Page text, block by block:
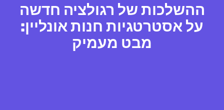
ההשלכות של רגולציה חדשה
על אסטרטגיות חנות אונליין:
מבט מעמיק